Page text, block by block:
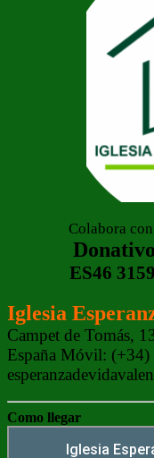
Colabora
ES46
Iglesia
Campet de Tomás,
España Móvil:
Como llegar